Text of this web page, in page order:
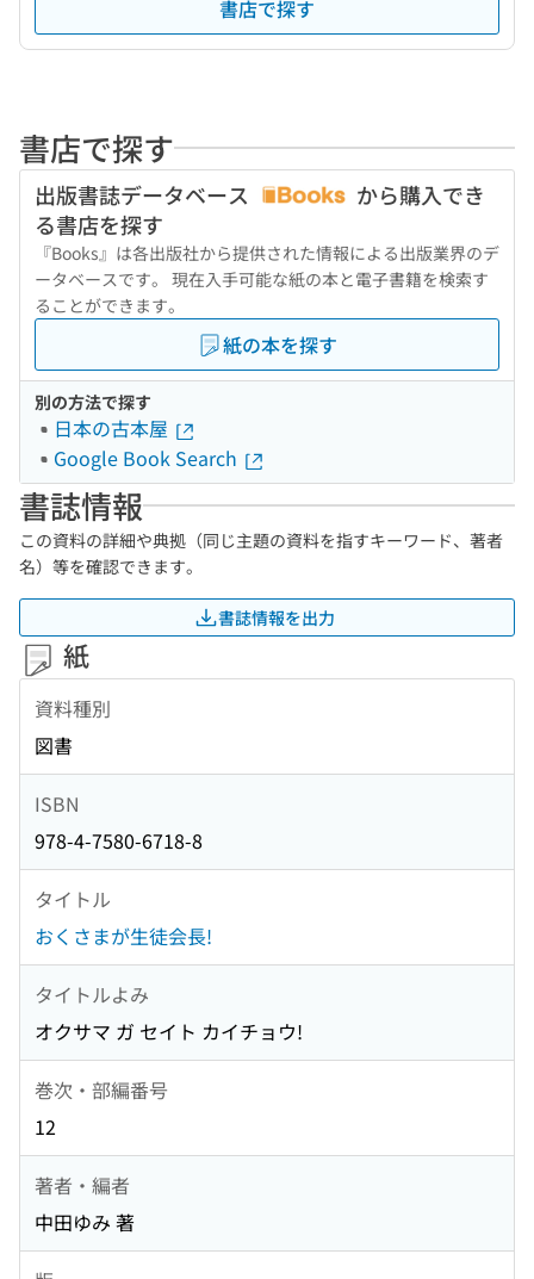
書店で探す
書店で探す
出版書誌データベース
から購入でき
る書店を探す
『Books』は各出版社から提供された情報による出版業界のデ
ータベースです。 現在入手可能な紙の本と電子書籍を検索す
ることができます。
紙の本を探す
別の方法で探す
日本の古本屋
Google Book Search
書誌情報
この資料の詳細や典拠（同じ主題の資料を指すキーワード、著者
名）等を確認できます。
書誌情報を出力
紙
資料種別
図書
ISBN
978-4-7580-6718-8
タイトル
おくさまが生徒会長!
タイトルよみ
オクサマ ガ セイト カイチョウ!
巻次・部編番号
12
著者・編者
中田ゆみ 著